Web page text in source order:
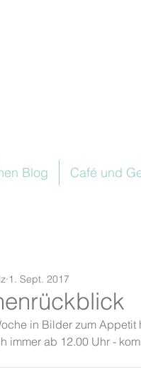
Blog Café und
1. Sept. 2017
in Bilder zum Appetit
immer ab 12.00 Uhr -